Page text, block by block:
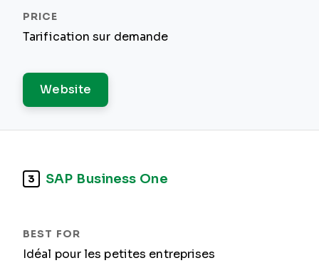
Tarification sur demande
Website
3 SAP Business One
Idéal pour les petites entreprises